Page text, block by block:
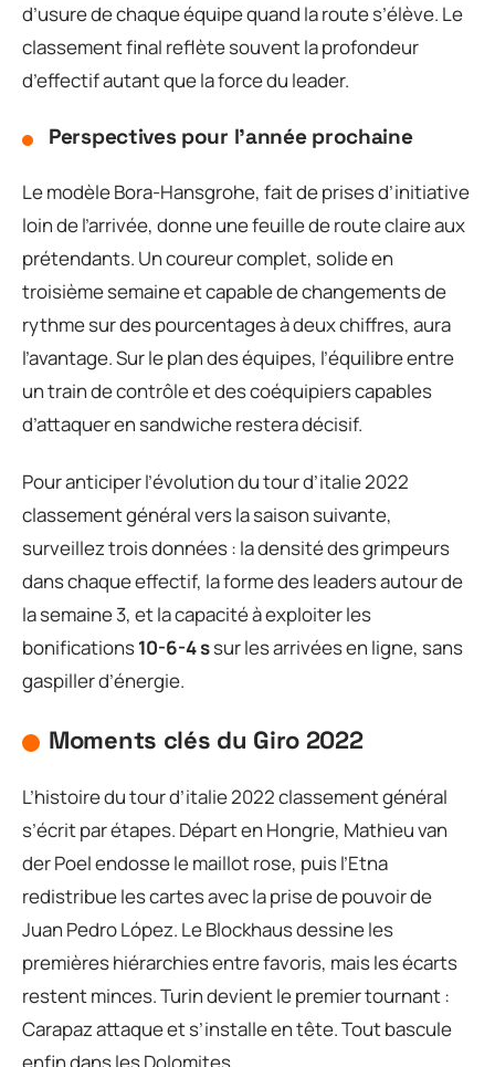
d’usure de chaque équipe quand la route s’élève. Le
classement final reflète souvent la profondeur
d’effectif autant que la force du leader.
Perspectives pour l’année prochaine
Le modèle Bora-Hansgrohe, fait de prises d’initiative
loin de l’arrivée, donne une feuille de route claire aux
prétendants. Un coureur complet, solide en
troisième semaine et capable de changements de
rythme sur des pourcentages à deux chiffres, aura
l’avantage. Sur le plan des équipes, l’équilibre entre
un train de contrôle et des coéquipiers capables
d’attaquer en sandwiche restera décisif.
Pour anticiper l’évolution du tour d’italie 2022
classement général vers la saison suivante,
surveillez trois données : la densité des grimpeurs
dans chaque effectif, la forme des leaders autour de
la semaine 3, et la capacité à exploiter les
bonifications10-6-4 ssur les arrivées en ligne, sans
gaspiller d’énergie.
Moments clés du Giro 2022
L’histoire du tour d’italie 2022 classement général
s’écrit par étapes. Départ en Hongrie, Mathieu van
der Poel endosse le maillot rose, puis l’Etna
redistribue les cartes avec la prise de pouvoir de
Juan Pedro López. Le Blockhaus dessine les
premières hiérarchies entre favoris, mais les écarts
restent minces. Turin devient le premier tournant :
Carapaz attaque et s’installe en tête. Tout bascule
enfin dans les Dolomites.